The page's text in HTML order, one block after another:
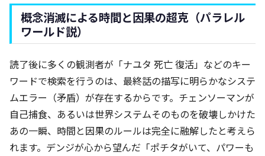
概念消滅による時間と因果の超克（パラレル
ワールド説）
読了後に多くの観測者が「ナユタ 死亡 復活」などのキー
ワードで検索を行うのは、最終話の描写に明らかなシステ
ムエラー（矛盾）が存在するからです。チェンソーマンが
自己捕食、あるいは世界システムそのものを破壊しかけた
あの一瞬、時間と因果のルールは完全に融解したと考えら
れます。デンジが心から望んだ「ポチタがいて、パワーも